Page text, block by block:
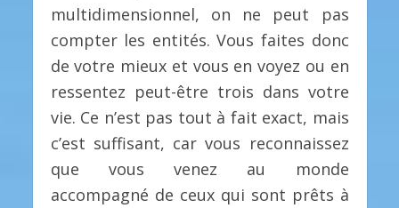
multidimensionnel, on ne peut pas
compter les entités. Vous faites donc
de votre mieux et vous en voyez ou en
ressentez peut-être trois dans votre
vie. Ce n’est pas tout à fait exact, mais
c’est suffisant, car vous reconnaissez
que vous venez au monde
accompagné de ceux qui sont prêts à